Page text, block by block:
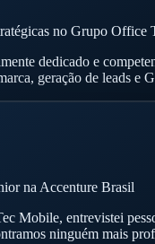
no Grupo Office
dedicado e
geração de leads e
na Accenture Brasil
Mobile, entrevistei
ninguém mais